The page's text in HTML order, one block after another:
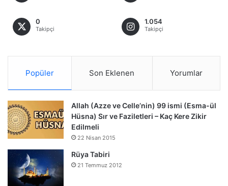
0
Takipçi
1.054
Takipçi
Popüler Son Eklenen Yorumlar
Allah (Azze ve Celle’nin) 99 ismi (Esma-ül
Hüsna) Sır ve Faziletleri – Kaç Kere Zikir
Edilmeli
22 Nisan 2015
Rüya Tabiri
21 Temmuz 2012